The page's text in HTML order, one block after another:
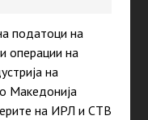
податоци на
операции на
на
Македонија
на ИРЛ и СТВ